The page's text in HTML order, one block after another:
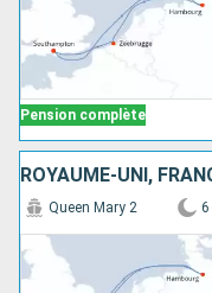
Pension complète
ROYAUME-UNI,
Queen Mary 2 6